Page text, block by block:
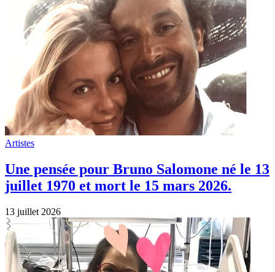
Artistes
Une pensée pour Bruno Salomone né le 13
juillet 1970 et mort le 15 mars 2026.
13 juillet 2026